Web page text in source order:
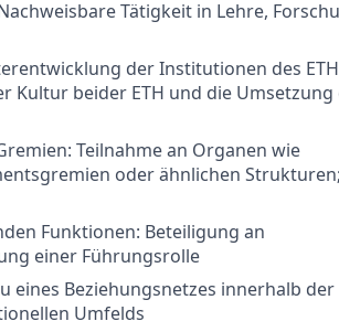
Tätigkeit in Lehre,
der Institutionen des
beider ETH und die Umsetzung
Teilnahme an Organen wie
oder ähnlichen Strukturen;
Funktionen: Beteiligung an
einer Führungsrolle
Beziehungsnetzes innerhalb der
Umfelds